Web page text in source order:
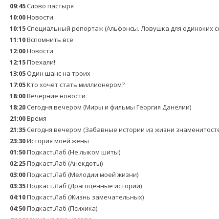
09:45Слово пастыря
10:00Новости
10:15Специальный репортаж (Альфонсы. Ловушка для одиноких
11:10Вспомнить все
12:00Новости
12:15Поехали!
13:05 Один шанс на троих
17:05Кто хочет стать миллионером?
18:00Вечерние новости
18:20Сегодня вечером (Миры и фильмы Георгия Данелии)
21:00Время
21:35Сегодня вечером (Забавные истории из жизни
23:30История моей жены
01:50Подкаст.Лаб (Не лыком шиты)
02:25Подкаст.Лаб (Анекдоты)
03:00Подкаст.Лаб (Мелодии моей жизни)
03:35Подкаст.Лаб (Драгоценные истории)
04:10Подкаст.Лаб (Жизнь замечательных)
04:50Подкаст.Лаб (Психика)